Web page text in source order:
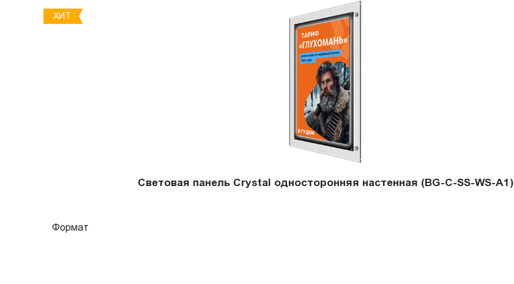
ХИТ
Световая панель Crystal односторонняя настенная (BG-C-SS-WS-A1)
Формат